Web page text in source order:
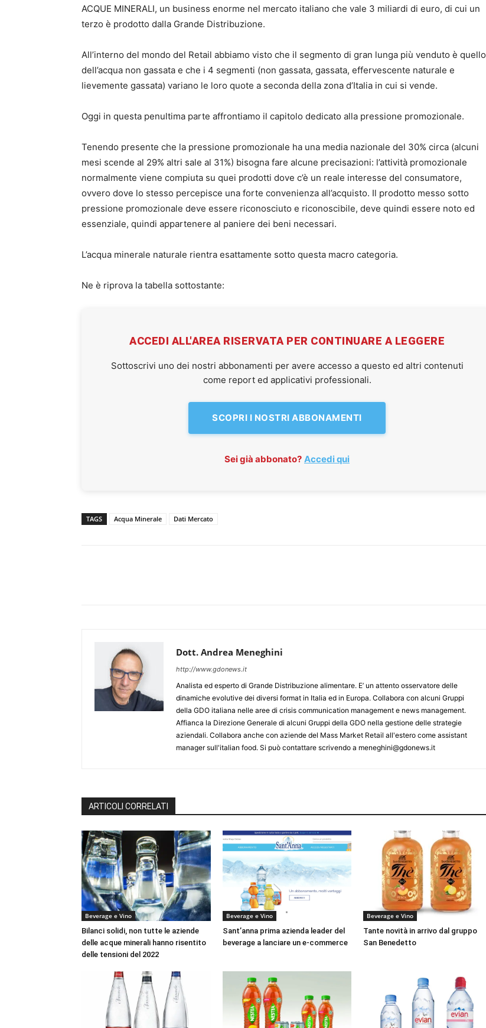
ACQUE MINERALI, un business enorme nel mercato italiano che vale 3 miliardi di euro, di cui un
terzo è prodotto dalla Grande Distribuzione.
All’interno del mondo del Retail abbiamo visto che il segmento di gran lunga più venduto è quello
dell’acqua non gassata e che i 4 segmenti (non gassata, gassata, effervescente naturale e
lievemente gassata) variano le loro quote a seconda della zona d’Italia in cui si vende.
Oggi in questa penultima parte affrontiamo il capitolo dedicato alla pressione promozionale.
Tenendo presente che la pressione promozionale ha una media nazionale del 30% circa (alcuni
mesi scende al 29% altri sale al 31%) bisogna fare alcune precisazioni: l’attività promozionale
normalmente viene compiuta su quei prodotti dove c’è un reale interesse del consumatore,
ovvero dove lo stesso percepisce una forte convenienza all’acquisto. Il prodotto messo sotto
pressione promozionale deve essere riconosciuto e riconoscibile, deve quindi essere noto ed
essenziale, quindi appartenere al paniere dei beni necessari.
L’acqua minerale naturale rientra esattamente sotto questa macro categoria.
Ne è riprova la tabella sottostante:
ACCEDI ALL'AREA RISERVATA PER CONTINUARE A LEGGERE
Sottoscrivi uno dei nostri abbonamenti per avere accesso a questo ed altri contenuti
come report ed applicativi professionali.
SCOPRI I NOSTRI ABBONAMENTI
Sei già abbonato? Accedi qui
TAGS Acqua Minerale Dati Mercato
Dott. Andrea Meneghini
http://www.gdonews.it
Analista ed esperto di Grande Distribuzione alimentare. E’ un attento osservatore delle
dinamiche evolutive dei diversi format in Italia ed in Europa. Collabora con alcuni Gruppi
della GDO italiana nelle aree di crisis communication management e news management.
Affianca la Direzione Generale di alcuni Gruppi della GDO nella gestione delle strategie
aziendali. Collabora anche con aziende del Mass Market Retail all'estero come assistant
manager sull'italian food. Si può contattare scrivendo a meneghini@gdonews.it
ARTICOLI CORRELATI
Beverage e Vino
Bilanci solidi, non tutte le aziende
delle acque minerali hanno risentito
delle tensioni del 2022
Beverage e Vino
Sant’anna prima azienda leader del
beverage a lanciare un e-commerce
Beverage e Vino
Tante novità in arrivo dal gruppo
San Benedetto